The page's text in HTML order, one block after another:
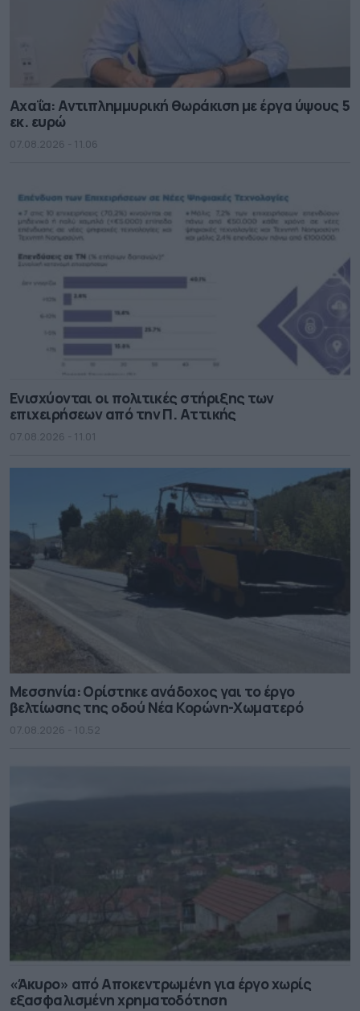
Αχαΐα: Αντιπλημμυρική θωράκιση με έργα ύψους 5
εκ. ευρώ
07.08.2026 - 11.06
Ενισχύονται οι πολιτικές στήριξης των
επιχειρήσεων από την Π. Αττικής
07.08.2026 - 11.01
Μεσσηνία: Ορίστηκε ανάδοχος γαι το έργο
βελτίωσης της οδού Νέα Κορώνη-Χωματερό
07.08.2026 - 10.52
«Άκυρο» από Αποκεντρωμένη για έργο χωρίς
εξασφαλισμένη χρηματοδότηση